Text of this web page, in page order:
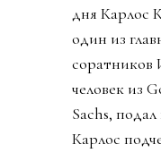
дня Карлос
один из
человек из
Sachs, подал
Карлос